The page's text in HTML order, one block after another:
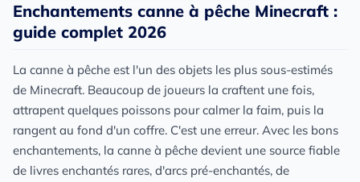
Enchantements canne à pêche Minecraft :
guide complet 2026
La canne à pêche est l'un des objets les plus sous-estimés
de Minecraft. Beaucoup de joueurs la craftent une fois,
attrapent quelques poissons pour calmer la faim, puis la
rangent au fond d'un coffre. C'est une erreur. Avec les bons
enchantements, la canne à pêche devient une source fiable
de livres enchantés rares, d'arcs pré-enchantés, de